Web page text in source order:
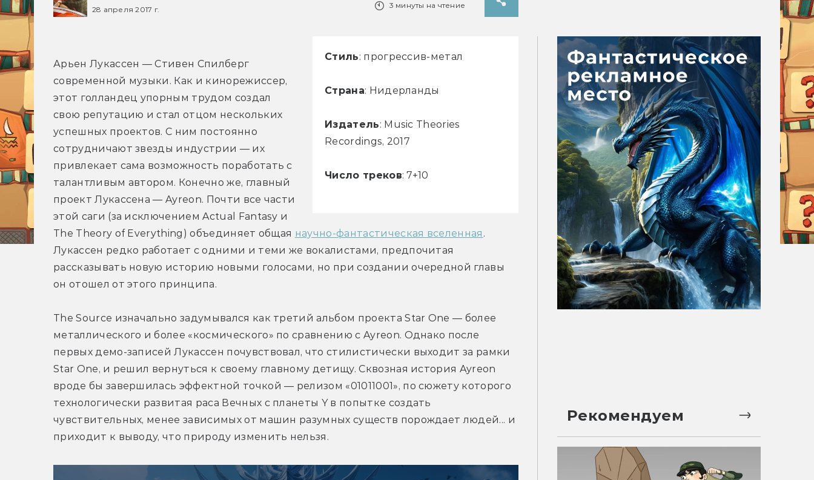
28 апреля 2017 г.
3 минуты на чтение
Стиль: прогрессив-метал
Страна: Нидерланды
Издатель: Music Theories
Recordings, 2017
Число треков: 7+10
Арьен Лукассен — Стивен Спилберг
современной музыки. Как и кинорежиссер,
этот голландец упорным трудом создал
свою репутацию и стал отцом нескольких
успешных проектов. С ним постоянно
сотрудничают звезды индустрии — их
привлекает сама возможность поработать с
талантливым автором. Конечно же, главный
проект Лукассена — Ayreon. Почти все части
этой саги (за исключением Actual Fantasy и
The Theory of Everything) объединяет общая научно-фантастическая вселенная .
Лукассен редко работает с одними и теми же вокалистами, предпочитая
рассказывать новую историю новыми голосами, но при создании очередной главы
он отошел от этого принципа.
The Source изначально задумывался как третий альбом проекта Star One — более
металлического и более «космического» по сравнению с Ayreon. Однако после
первых демо-записей Лукассен почувствовал, что стилистически выходит за рамки
Star One, и решил вернуться к своему главному детищу. Сквозная история Ayreon
вроде бы завершилась эффектной точкой — релизом «01011001», по сюжету которого
технологически развитая раса Вечных с планеты Y в попытке создать
чувствительных, менее зависимых от машин разумных существ порождает людей... и
приходит к выводу, что природу изменить нельзя.
Рекомендуем